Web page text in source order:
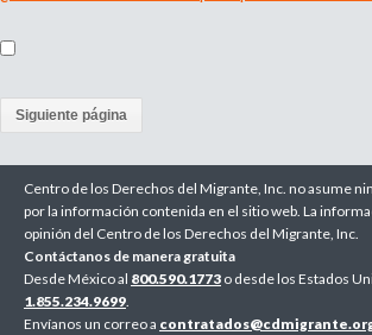
c
t
i
v
Centro de los Derechos del Migrante, Inc. no asume
por la información contenida en el sitio web. La
opinión del Centro de los Derechos del Migrante, Inc.
Contáctanos de manera gratuita
Desde México al 800.590.1773 o desde los Estados
1.855.234.9699.
Envíanos un correo a